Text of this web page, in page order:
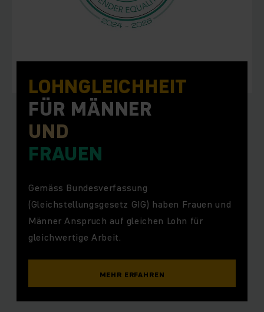
LOHN­GLEICHHEIT
FÜR MÄNNER
UND
FRAUEN
Gemäss Bundesverfassung
(Gleichstellungsgesetz GIG) haben Frauen und
Männer Anspruch auf gleichen Lohn für
gleichwertige Arbeit.
MEHR ERFAHREN